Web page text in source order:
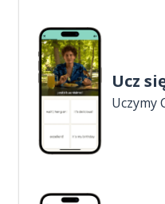
Ucz
Uczymy